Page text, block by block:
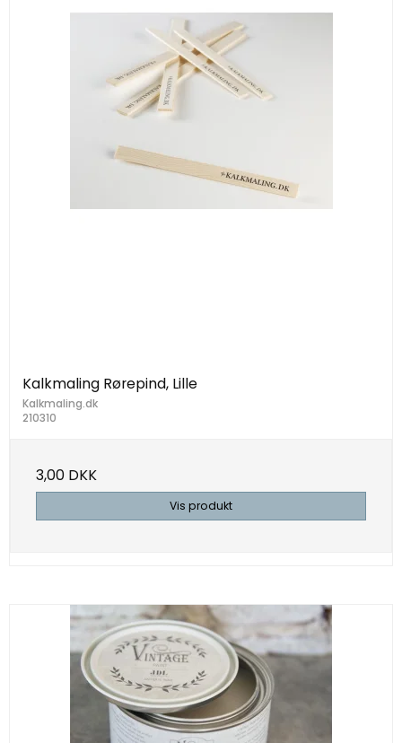
Kalkmaling Rørepind, Lille
Kalkmaling.dk
210310
3,00 DKK
Vis produkt